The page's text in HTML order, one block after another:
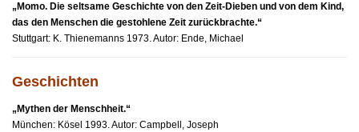
„Momo. Die seltsame Geschichte von den Zeit-Dieben und von dem Kind,
das den Menschen die gestohlene Zeit zurückbrachte.“
Stuttgart: K. Thienemanns 1973. Autor: Ende, Michael
Geschichten
„Mythen der Menschheit.“
München: Kösel 1993. Autor: Campbell, Joseph